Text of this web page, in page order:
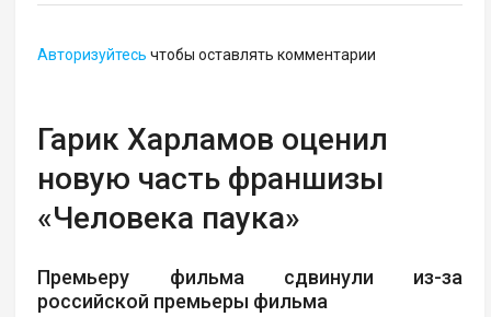
Авторизуйтесь чтобы оставлять комментарии
Гарик Харламов оценил
новую часть франшизы
«Человека паука»
Премьеру фильма сдвинули из-за
российской премьеры фильма